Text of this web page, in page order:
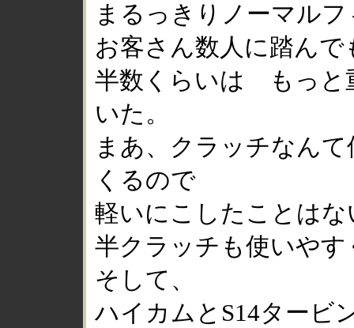
まるっきりノーマル
お客さん数人に踏ん
半数くらいは もっと
いた。
まあ、クラッチなん
くるので
軽いにこしたことはな
半クラッチも使いやす
そして、
ハイカムとS14タービ